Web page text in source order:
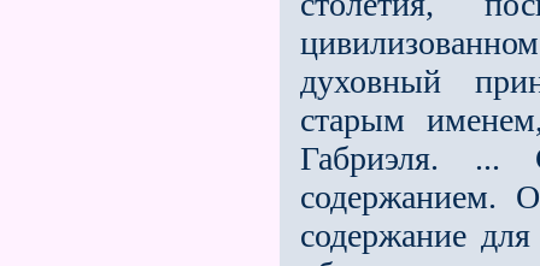
духовный
старым
Габриэля. ...
содержанием.
содержание